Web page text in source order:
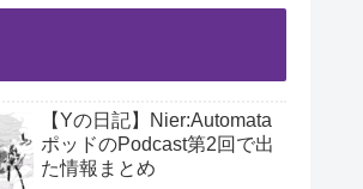
【Yの日記】Nier:Automata
ポッドのPodcast第2回で出
た情報まとめ